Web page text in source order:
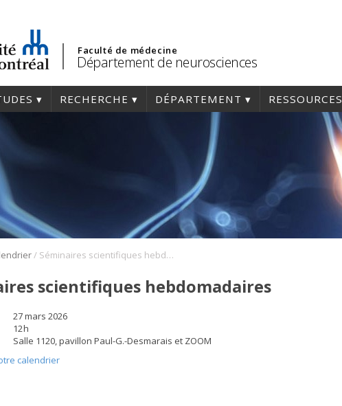
Faculté de médecine
Département de neurosciences
RECHERCHE DÉPARTEMENT RESSOURCES
/ Séminaires scientifiques hebdomadaires
scientifiques hebdomadaires
27 mars 2026
12h
Salle 1120, pavillon Paul-G.-Desmarais et ZOOM
calendrier